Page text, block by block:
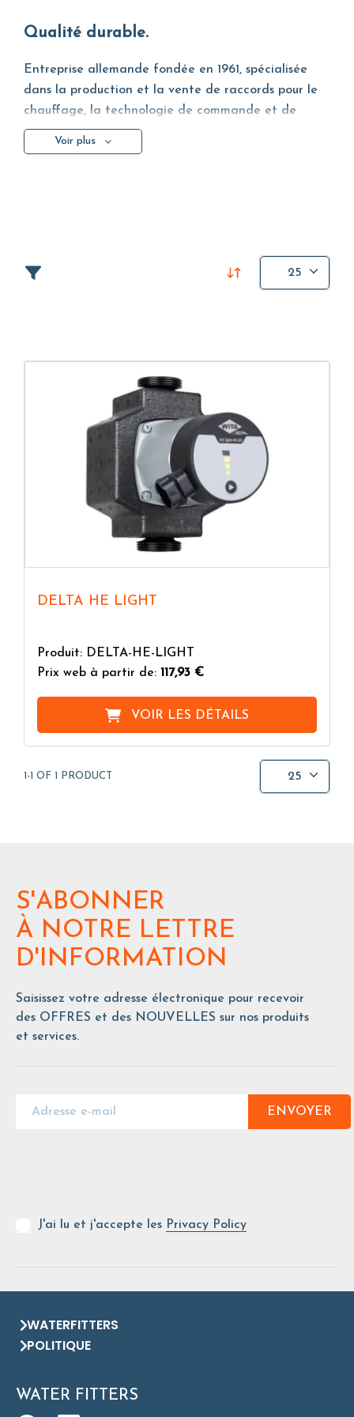
Qualité durable.
Entreprise allemande fondée en 1961, spécialisée
dans la production et la vente de raccords pour le
chauffage, la technologie de commande et de
mélange. Au fil des ans, elle a élargi sa production
pour inclure despompes de circulation à haute
résidentiel, industriel et agricole. En particulier dans
les systèmes de chauffage (traditionnels, au sol et
Voir plus
25
DELTA HE LIGHT
Produit: DELTA-HE-LIGHT
Prix web à partir de: 117,93 €
VOIR LES DÉTAILS
1-1 OF 1 PRODUCT 25
S'ABONNER
À NOTRE LETTRE
D'INFORMATION
Saisissez votre adresse électronique pour recevoir
des OFFRES et des NOUVELLES sur nos produits
et services.
ENVOYER
J'ai lu et j'accepte les Privacy Policy
WATERFITTERS
POLITIQUE
WATER FITTERS